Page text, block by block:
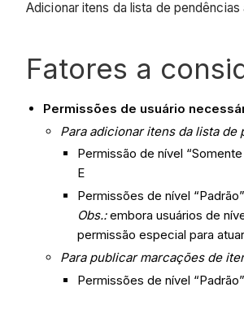
Adicionar itens da lista de
Fatores a
Permissões de usuário
Para adicionar itens da lista de
Permissão de nível
E
Permissões de nível
Obs.:embora usuários de
permissão especial para
Para publicar marcações de
Permissões de nível